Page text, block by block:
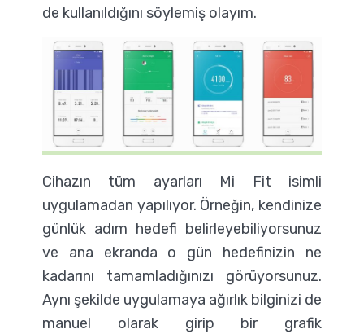
de kullanıldığını söylemiş olayım.
Cihazın tüm ayarları Mi Fit isimli
uygulamadan yapılıyor. Örneğin, kendinize
günlük adım hedefi belirleyebiliyorsunuz
ve ana ekranda o gün hedefinizin ne
kadarını tamamladığınızı görüyorsunuz.
Aynı şekilde uygulamaya ağırlık bilginizi de
manuel olarak girip bir grafik